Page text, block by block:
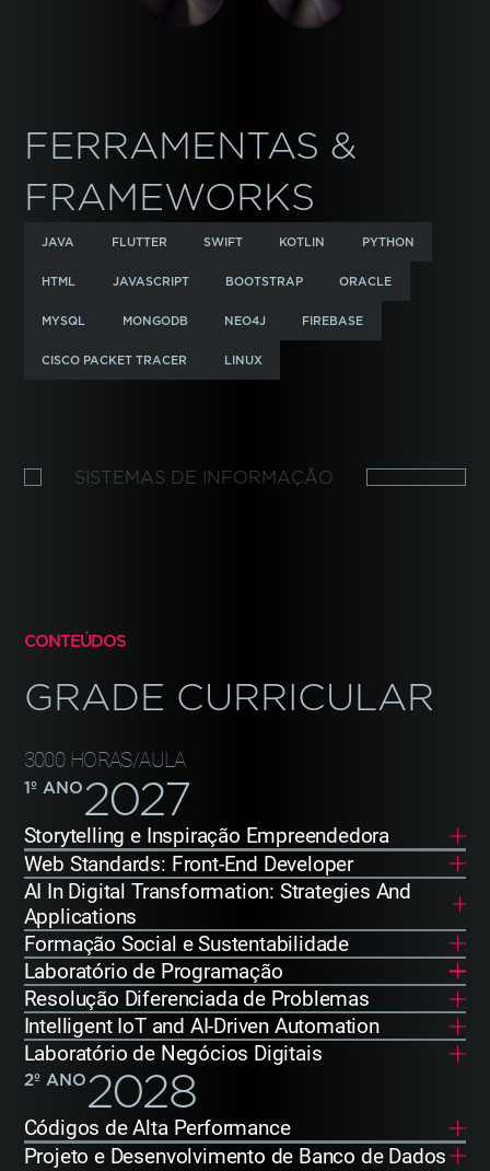
FERRAMENTAS &
FRAMEWORKS
JAVA FLUTTER SWIFT KOTLIN PYTHON
HTML JAVASCRIPT BOOTSTRAP ORACLE
MYSQL MONGODB NEO4J FIREBASE
CISCO PACKET TRACER LINUX
SISTEMAS DE INFORMAÇÃO
CONTEÚDOS
GRADE CURRICULAR
3000 HORAS/AULA
1º ANO2027
Storytelling e Inspiração Empreendedora
Web Standards: Front-End Developer
AI In Digital Transformation: Strategies And
Applications
Formação Social e Sustentabilidade
Laboratório de Programação
Resolução Diferenciada de Problemas
Intelligent IoT and AI-Driven Automation
Laboratório de Negócios Digitais
2º ANO2028
Códigos de Alta Performance
Projeto e Desenvolvimento de Banco de Dados